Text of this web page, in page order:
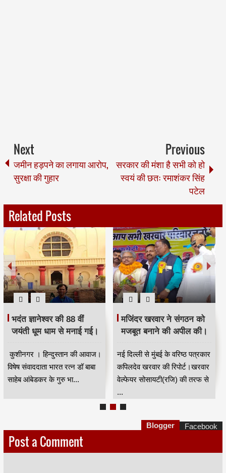
Next
जमीन हड़पने का लगाया आरोप,
सुरक्षा की गुहार
Previous
सरकार की मंशा है सभी को हो
स्वयं की छतः रमाशंकर सिंह
पटेल
Related Posts
भदंत ज्ञानेश्वर की 88 वीं
जयंती धूम धाम से मनाई गई।
कुशीनगर । हिन्दुस्तान की आवाज।
विषेष संवाददाता भारत रत्न डॉ बाबा
साहेब आंबेडकर के गुरु भा...
मजिंदर खरवार ने संगठन को
मजबूत बनाने की अपील की।
नई दिल्ली से मुंबई के वरिष्ठ पत्रकार
कपिलदेव खरवार की रिपोर्ट।खरवार
वेल्फेयर सोसायटी(रजि) की तरफ से
...
Post a Comment
Blogger Facebook